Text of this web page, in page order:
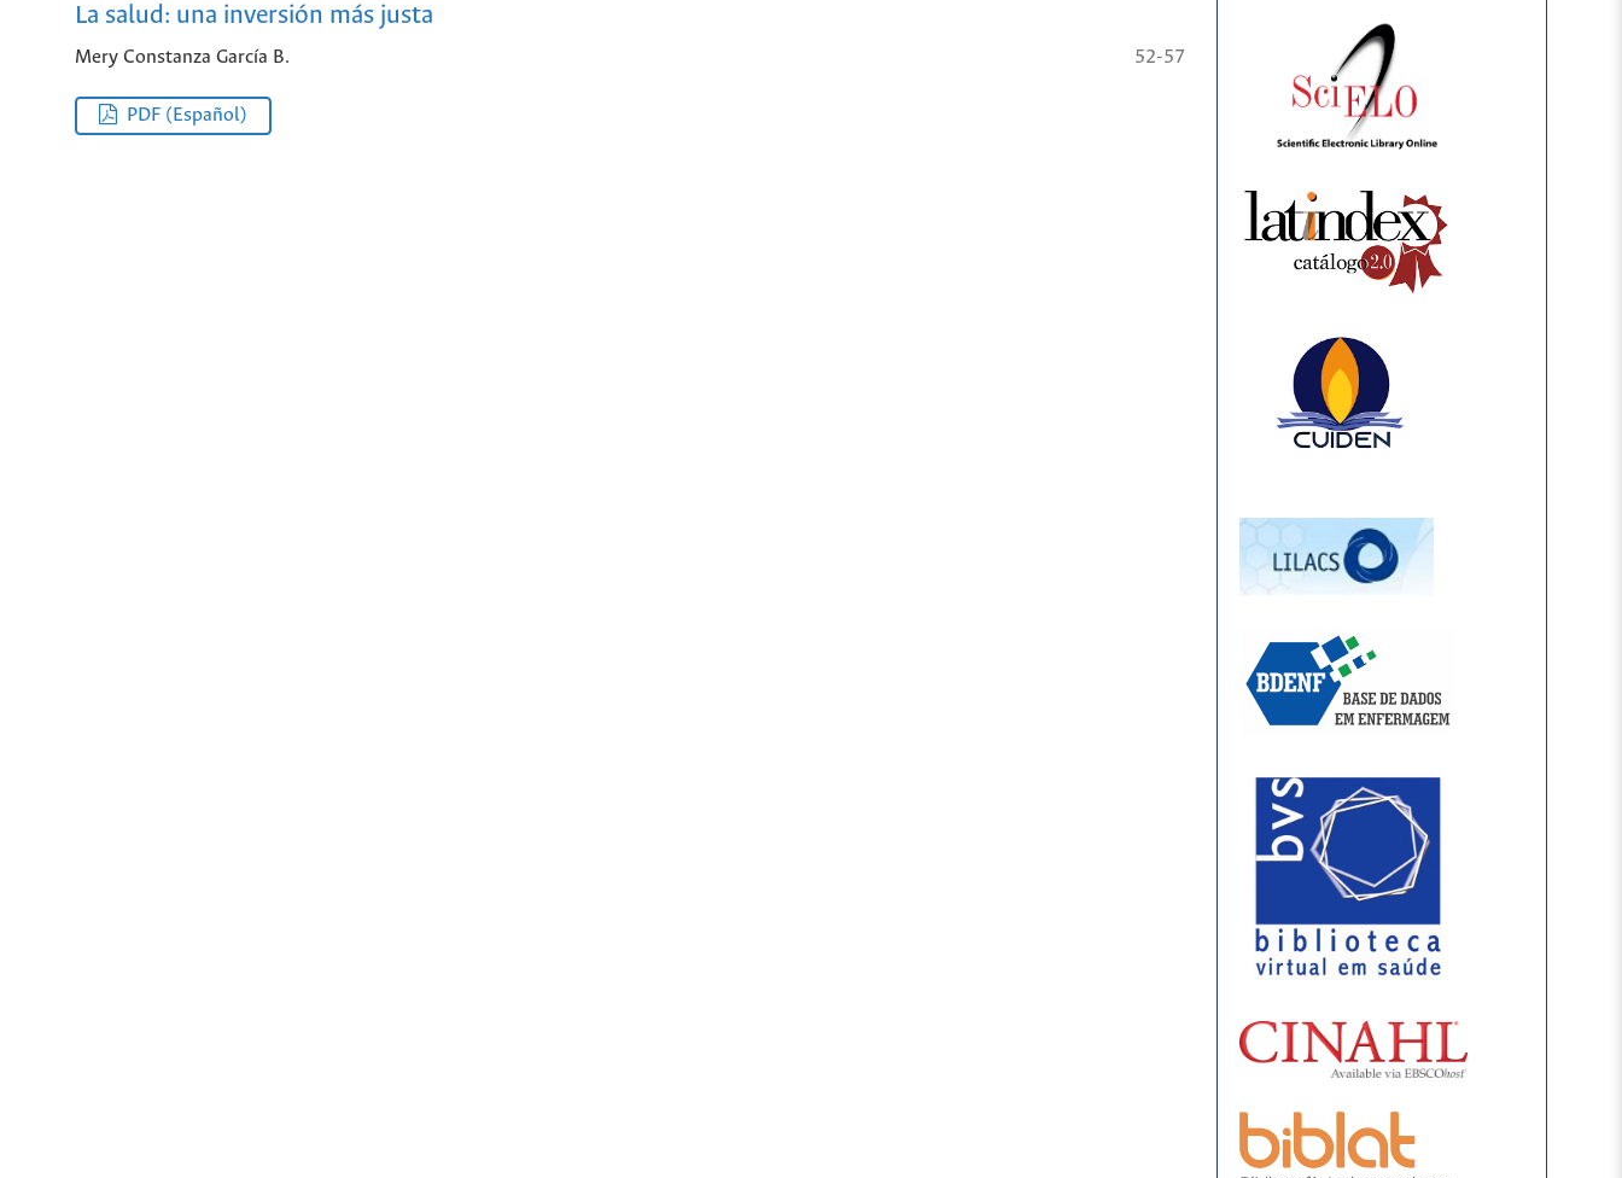
La salud: una inversión más justa
Mery Constanza García B. 52-57
PDF (Español)